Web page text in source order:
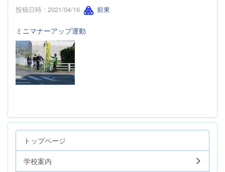
投稿日時 : 2021/04/16 前東
ミニマナーアップ運動
トップページ
学校案内